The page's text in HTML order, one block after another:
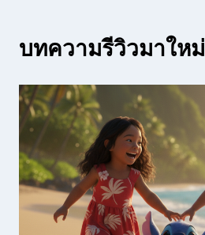
บทความรีวิวมาใหม่